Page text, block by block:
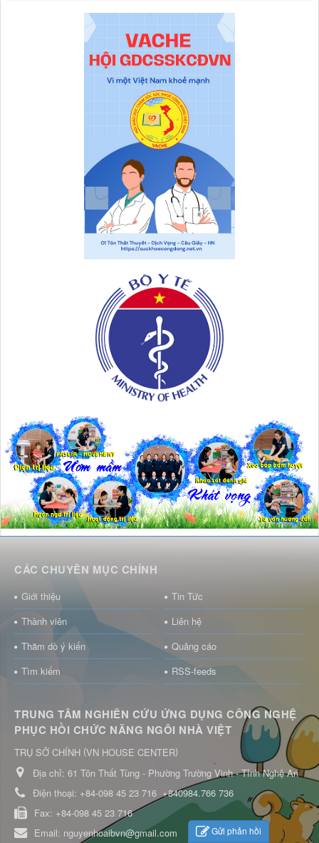
CÁC CHUYÊN MỤC CHÍNH
Giới thiệu
Tin Tức
Thành viên
Liên hệ
Thăm dò ý kiến
Quảng cáo
Tìm kiếm
RSS-feeds
TRUNG TÂM NGHIÊN CỨU ỨNG DỤNG CÔNG NGHỆ
PHỤC HỒI CHỨC NĂNG NGÔI NHÀ VIỆT
TRỤ SỞ CHÍNH (VN HOUSE CENTER)
Địa chỉ: 61 Tôn Thất Tùng - Phường Trường Vinh - Tỉnh Nghệ An
Điện thoại: +84-098 45 23 716 +840984.766 736
Fax: +84-098 45 23 716
Email: nguyenhoaibvn@gmail.com Gửi phản hồi